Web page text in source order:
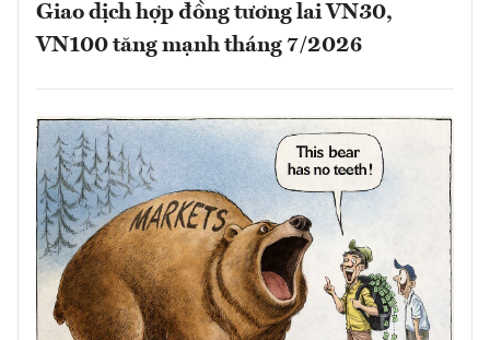
Giao dịch hợp đồng tương lai VN30,
VN100 tăng mạnh tháng 7/2026